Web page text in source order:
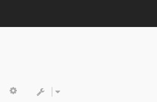
RechercherRecherche avancée